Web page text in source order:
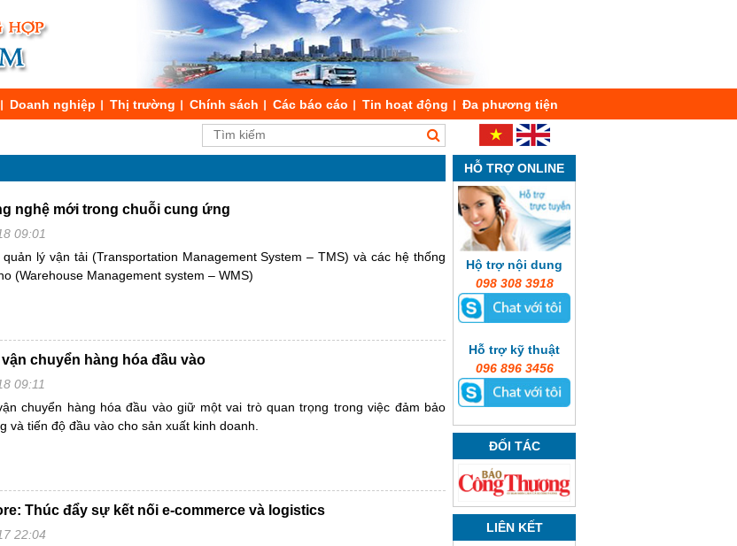
Doanh nghiệp Thị trường Chính sách Các báo cáo Tin hoạt động Đa phương tiện
nghệ mới trong chuỗi cung ứng
09:01
quản lý vận tải (Transportation Management System – TMS) và các hệ thống
(Warehouse Management system – WMS)
chuyển hàng hóa đầu vào
09:11
chuyển hàng hóa đầu vào giữ một vai trò quan trọng trong việc đảm bảo
và tiến độ đầu vào cho sản xuất kinh doanh.
Thúc đẩy sự kết nối e-commerce và logistics
22:04
HỖ TRỢ ONLINE
Hộ trợ nội dung
098 308 3918
Hỗ trợ kỹ thuật
096 896 3456
ĐỐI TÁC
LIÊN KẾT